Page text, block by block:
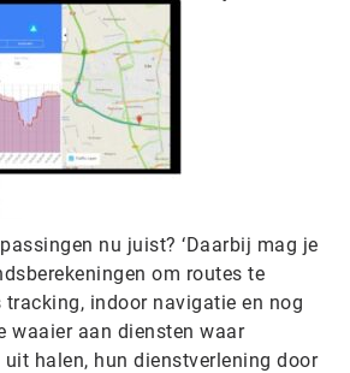
nu juist? ‘Daarbij mag je
om routes te
indoor navigatie en nog
waaier aan diensten waar
uit halen, hun dienstverlening door